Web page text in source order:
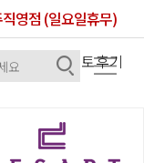
셀럽/포토후기
영점 (일요일휴무)